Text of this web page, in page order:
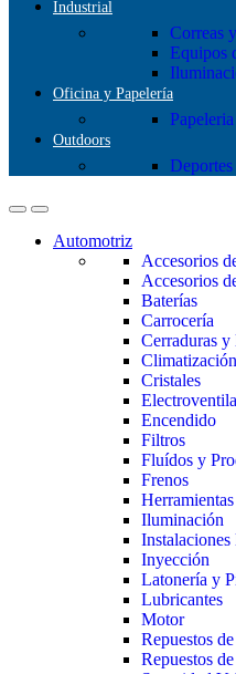
Industrial
Correas
Equipos
Oficina y Papelería
Papeleria
Outdoors
Automotriz
Accesorios
Accesorios
Baterías
Carrocería
Cerraduras y
Climatización
Cristales
Encendido
Filtros
Fluídos y
Frenos
Herramientas
Iluminación
Instalaciones
Inyección
Latonería y
Lubricantes
Motor
Repuestos
Repuestos